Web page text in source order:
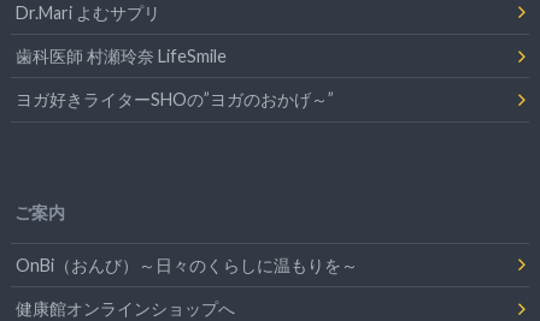
Dr.Mari よむサプリ
歯科医師 村瀬玲奈 LifeSmile
ヨガ好きライターSHOの”ヨガのおかげ～”
ご案内
OnBi（おんび）～日々のくらしに温もりを～
健康館オンラインショップへ